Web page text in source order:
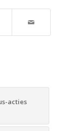
acties